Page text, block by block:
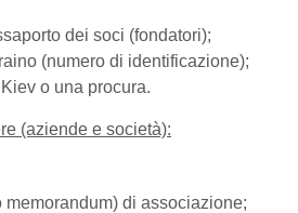
dei soci (fondatori);
(numero di identificazione);
o una procura.
(aziende e società):
di associazione;